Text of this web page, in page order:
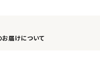
届けについて